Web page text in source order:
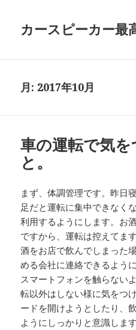
カースピーカー最
月: 2017年10月
車の運転で気
と。
まず、体調管理です。昨日
足だと運転に集中できなく
利用するようにします。お
ですから、運転は控えてま
酒をお店で飲んでしまった
める会社に連絡できるよう
スマートフォンを触らない
転以外はしない様に気をつ
ードを開けようとしたり、
ようにしっかりと意識しま